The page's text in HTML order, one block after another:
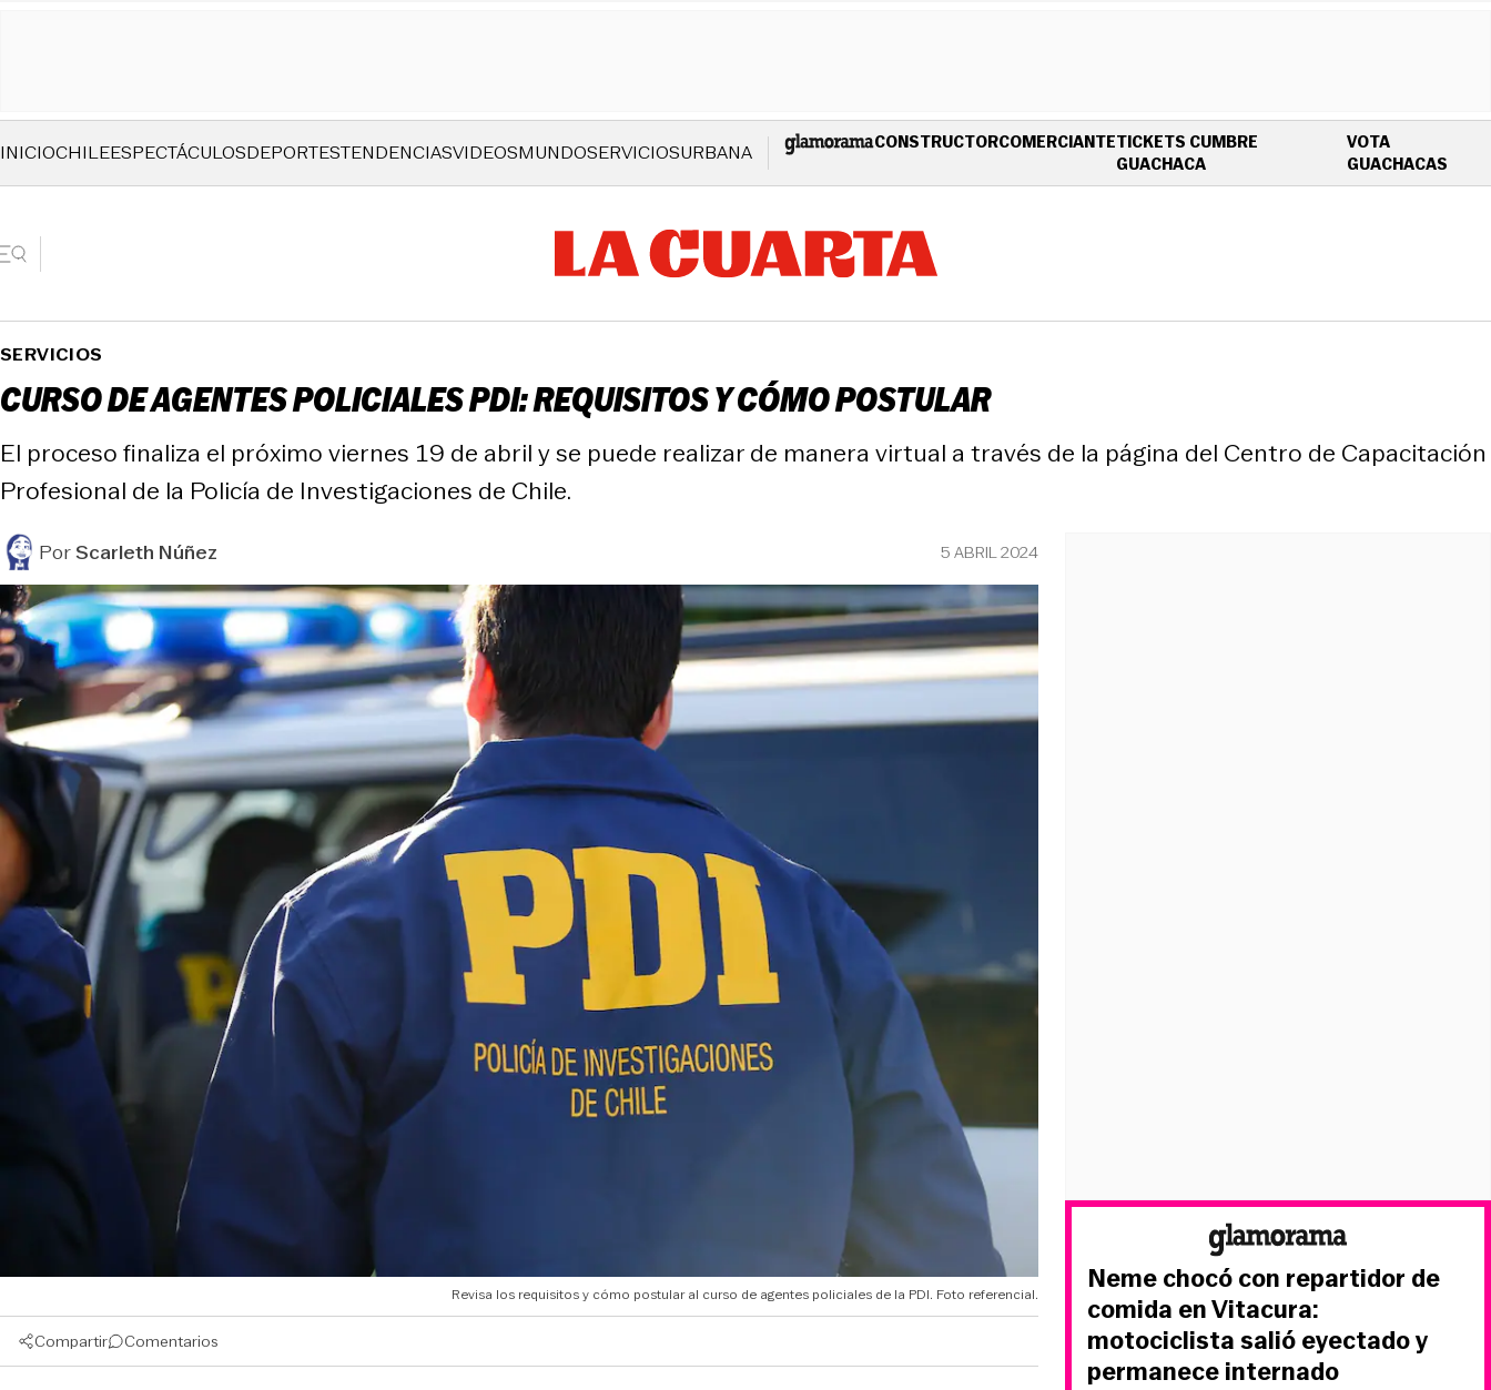
INICIOCHILEESPECTÁCULOSDEPORTESTENDENCIASVIDEOSMUNDOSERVICIOSURBANA CONSTRUCTORCOMERCIANTETICKETS CUMBRE
GUACHACAOPENS IN NEW WINDOW
VOTA
GUACHACAS
SERVICIOS
CURSO DE AGENTES POLICIALES PDI: REQUISITOS Y CÓMO POSTULAR
El proceso finaliza el próximo viernes 19 de abril y se puede realizar de manera virtual a través de la página del Centro de Capacitación
Profesional de la Policía de Investigaciones de Chile.
PorScarleth Núñez 5 ABRIL 2024
Revisa los requisitos y cómo postular al curso de agentes policiales de la PDI. Foto referencial.
Compartir Comentarios
Neme chocó con repartidor de
comida en Vitacura:
motociclista salió eyectado y
permanece internado